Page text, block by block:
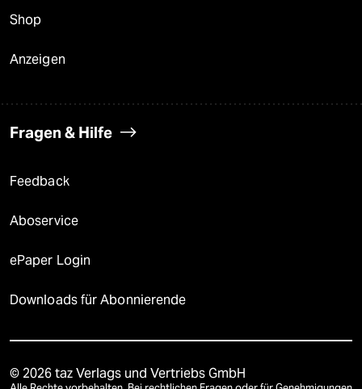
Shop
Anzeigen
Fragen & Hilfe
Feedback
Aboservice
ePaper Login
Downloads für Abonnierende
© 2026 taz Verlags und Vertriebs GmbH